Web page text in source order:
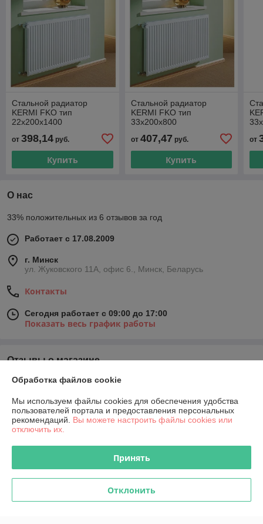
Стальной радиатор
KERMI FKO тип
22х200х1400
от 398,14 руб.
Купить
Стальной радиатор
KERMI FKO тип
33х200х800
от 407,47 руб.
Купить
от
О нас
33% положительных из 6 отзывов за год
Работает с 17.08.2009
г. Минск
ул. Жуковского 11А, офис 6., Минск, Беларусь
Контакты
Сегодня работает с 09:00 до 17:00
Показать весь график работы
Отзывы о магазине
У компании пока нет отзывов, добавьте первый
О нас
Контакты
Доставка и оплата
График работы
Обработка файлов cookie
Мы используем файлы cookies для обеспечения удобства
пользователей портала и предоставления персональных
рекомендаций. Вы можете настроить файлы cookies или
отключить их.
Принять
Отклонить